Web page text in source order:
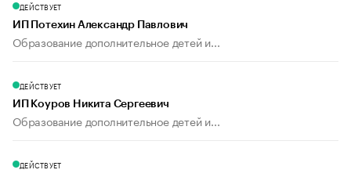
ДЕЙСТВУЕТ
ИП Потехин Александр Павлович
Образование дополнительное детей и...
ДЕЙСТВУЕТ
ИП Коуров Никита Сергеевич
Образование дополнительное детей и...
ДЕЙСТВУЕТ